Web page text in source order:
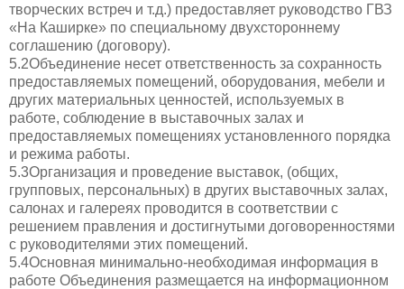
творческих встреч и т.д.) предоставляет руководство ГВЗ
«На Каширке» по специальному двухстороннему
соглашению (договору).
5.2Объединение несет ответственность за сохранность
предоставляемых помещений, оборудования, мебели и
других материальных ценностей, используемых в
работе, соблюдение в выставочных залах и
предоставляемых помещениях установленного порядка
и режима работы.
5.3Организация и проведение выставок, (общих,
групповых, персональных) в других выставочных залах,
салонах и галереях проводится в соответствии с
решением правления и достигнутыми договоренностями
с руководителями этих помещений.
5.4Основная минимально-необходимая информация в
работе Объединения размещается на информационном